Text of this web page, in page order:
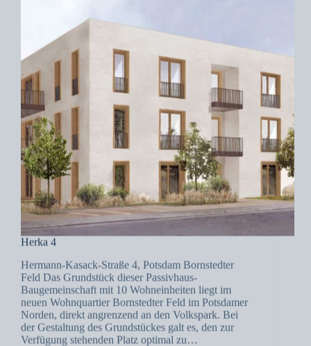
Herka 4
Hermann-Kasack-Straße 4, Potsdam Bornstedter
Feld Das Grundstück dieser Passivhaus-
Baugemeinschaft mit 10 Wohneinheiten liegt im
neuen Wohnquartier Bornstedter Feld im Potsdamer
Norden, direkt angrenzend an den Volkspark. Bei
der Gestaltung des Grundstückes galt es, den zur
Verfügung stehenden Platz optimal zu…